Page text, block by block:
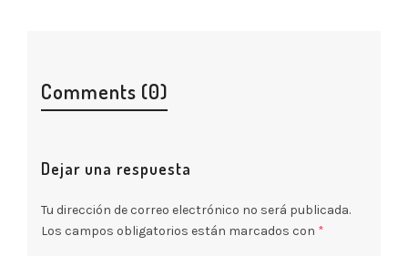
Comments (0)
Dejar una respuesta
Tu dirección de correo electrónico no será publicada.
Los campos obligatorios están marcados con *